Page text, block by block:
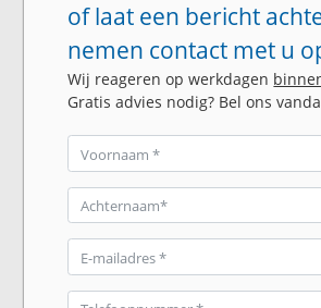
of laat een bericht
nemen contact met u
Wij reageren op werkdagen
Gratis advies nodig? Bel ons